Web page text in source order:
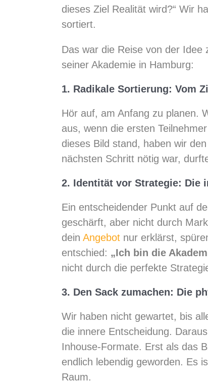
dieses Ziel Realität wird?“ Wir
sortiert.
Das war die Reise von der Idee
seiner Akademie in Hamburg:
1. Radikale Sortierung: Vom
Hör auf, am Anfang zu planen.
aus, wenn die ersten
dieses Bild stand, haben wir
nächsten Schritt nötig war,
2. Identität vor Strategie: Die
Ein entscheidender Punkt auf
geschärft, aber nicht durch
dein Angebot nur erklärst,
entschied: „Ich bin die
nicht durch die perfekte
3. Den Sack zumachen: Die
Wir haben nicht gewartet, bis
die innere Entscheidung.
Inhouse-Formate. Erst als das
endlich lebendig geworden. Es
Raum.